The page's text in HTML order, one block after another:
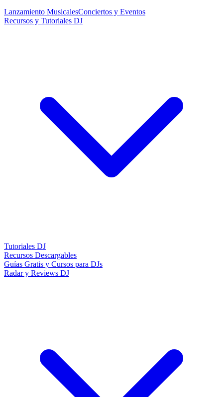
Lanzamiento MusicalesConciertos y Eventos
Recursos y Tutoriales DJ
Tutoriales DJ
Recursos Descargables
Guías Gratis y Cursos para DJs
Radar y Reviews DJ